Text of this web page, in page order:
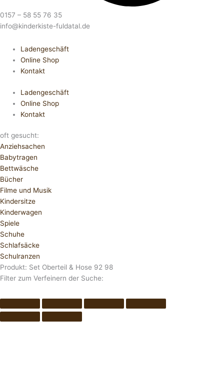
0157 – 58 55 76 35
info@kinderkiste-fuldatal.de
Ladengeschäft
Online Shop
Kontakt
Ladengeschäft
Online Shop
Kontakt
oft gesucht:
Anziehsachen
Babytragen
Bettwäsche
Bücher
Filme und Musik
Kindersitze
Kinderwagen
Spiele
Schuhe
Schlafsäcke
Schulranzen
Produkt: Set Oberteil & Hose 92 98
Filter zum Verfeinern der Suche: